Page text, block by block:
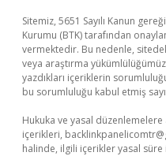
Sitemiz, 5651 Sayılı Kanun
Kurumu (BTK) tarafından
vermektedir. Bu nedenle,
veya araştırma
yazdıkları içeriklerin
bu sorumluluğu kabul etmiş
Hukuka ve yasal
içerikleri,
halinde, ilgili içerikler yasal süre